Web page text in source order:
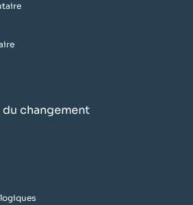
du changement